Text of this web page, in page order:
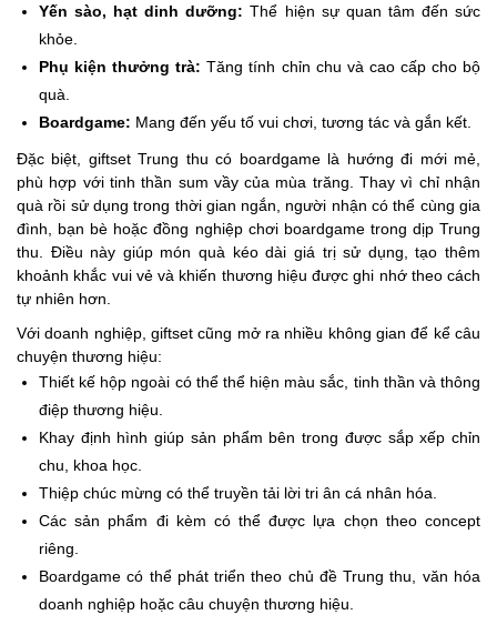
Yến sào, hạt dinh dưỡng: Thể hiện sự quan tâm đến sức
khỏe.
Phụ kiện thưởng trà: Tăng tính chỉn chu và cao cấp cho bộ
quà.
Boardgame: Mang đến yếu tố vui chơi, tương tác và gắn kết.
Đặc biệt, giftset Trung thu có boardgame là hướng đi mới mẻ,
phù hợp với tinh thần sum vầy của mùa trăng. Thay vì chỉ nhận
quà rồi sử dụng trong thời gian ngắn, người nhận có thể cùng gia
đình, bạn bè hoặc đồng nghiệp chơi boardgame trong dịp Trung
thu. Điều này giúp món quà kéo dài giá trị sử dụng, tạo thêm
khoảnh khắc vui vẻ và khiến thương hiệu được ghi nhớ theo cách
tự nhiên hơn.
Với doanh nghiệp, giftset cũng mở ra nhiều không gian để kể câu
chuyện thương hiệu:
Thiết kế hộp ngoài có thể thể hiện màu sắc, tinh thần và thông
điệp thương hiệu.
Khay định hình giúp sản phẩm bên trong được sắp xếp chỉn
chu, khoa học.
Thiệp chúc mừng có thể truyền tải lời tri ân cá nhân hóa.
Các sản phẩm đi kèm có thể được lựa chọn theo concept
riêng.
Boardgame có thể phát triển theo chủ đề Trung thu, văn hóa
doanh nghiệp hoặc câu chuyện thương hiệu.